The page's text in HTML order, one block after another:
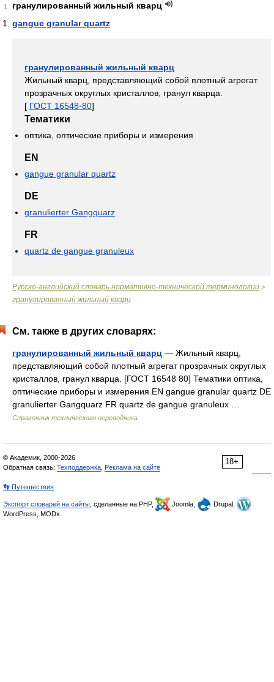
1
гранулированный жильный кварц
gangue granular quartz
гранулированный жильный кварц
Жильный кварц, представляющий собой плотный агрегат
прозрачных округлых кристаллов, гранул кварца.
[ ГОСТ 16548-80]
Тематики
оптика, оптические приборы и измерения
EN
gangue granular quartz
DE
granulierter Gangquarz
FR
quartz de gangue granuleux
Русско-английский словарь нормативно-технической терминологии >
гранулированный жильный кварц
См. также в других словарях:
гранулированный жильный кварц — Жильный кварц,
представляющий собой плотный агрегат прозрачных округлых
кристаллов, гранул кварца. [ГОСТ 16548 80] Тематики оптика,
оптические приборы и измерения EN gangue granular quartz DE
granulierter Gangquarz FR quartz de gangue granuleux …
Справочник технического переводчика
18+
© Академик, 2000-2026
Обратная связь: Техподдержка Реклама на сайте
👣 Путешествия
Экспорт словарей на сайты , сделанные на PHP, Joomla,
Drupal,
WordPress, MODx.